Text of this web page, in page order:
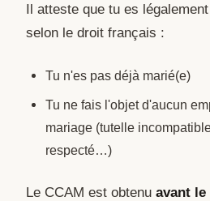
Il atteste que tu es
selon le droit français :
Tu n'es pas déjà marié(e)
Tu ne fais l'objet d'aucun
mariage (tutelle
respecté…)
Le CCAM est obtenu avant le